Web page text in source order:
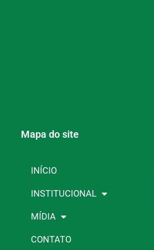
Mapa do site
INÍCIO
INSTITUCIONAL
MÍDIA
CONTATO